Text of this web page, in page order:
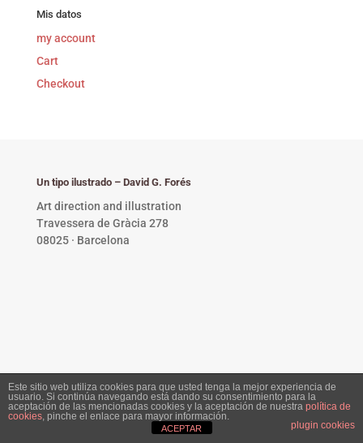
Mis datos
my account
Cart
Checkout
Un tipo ilustrado – David G. Forés
Art direction and illustration
Travessera de Gràcia 278
08025 · Barcelona
Privacy Policy •Copyright © 2023 David G. Forés. All
rights reserved.
Este sitio web utiliza cookies para que usted tenga la mejor experiencia de
usuario. Si continúa navegando está dando su consentimiento para la
aceptación de las mencionadas cookies y la aceptación de nuestra política de
cookies, pinche el enlace para mayor información.
plugin cookies
ACEPTAR